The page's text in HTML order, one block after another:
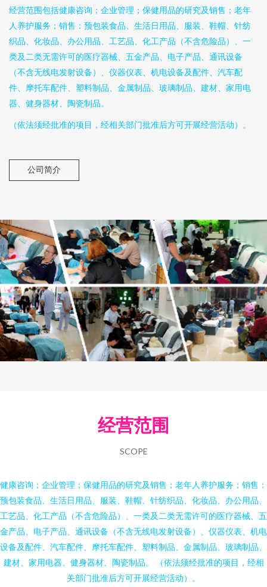
经营范围包括健康咨询；企业管理；保健用品的研究及销售；老年
人养护服务；销售：预包装食品、生活日用品、服装、鞋帽、针纺
织品、化妆品、办公用品、工艺品、化工产品（不含危险品）、一
类及二类无需许可的医疗器械、五金产品、电子产品、通讯设备
（不含无线电发射设备）、仪器仪表、机电设备及配件、汽车配
件、摩托车配件、塑料制品、金属制品、玻璃制品、建材、家用电
器、健身器材、陶瓷制品。
（依法须经批准的项目，经相关部门批准后方可开展经营活动）。
公司简介
经营范围
SCOPE
健康咨询；企业管理；保健用品的研究及销售；老年人养护服务；销售：
预包装食品、生活日用品、服装、鞋帽、针纺织品、化妆品、办公用品、
工艺品、化工产品（不含危险品）、一类及二类无需许可的医疗器械、五
金产品、电子产品、通讯设备（不含无线电发射设备）、仪器仪表、机电
设备及配件、汽车配件、摩托车配件、塑料制品、金属制品、玻璃制品、
建材、家用电器、健身器材、陶瓷制品。 （依法须经批准的项目，经相
关部门批准后方可开展经营活动）。